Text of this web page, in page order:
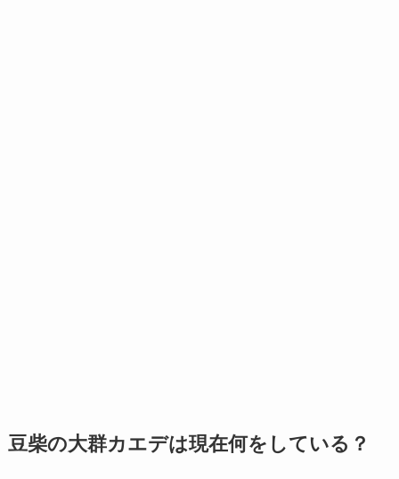
豆柴の大群カエデは現在何をしている？